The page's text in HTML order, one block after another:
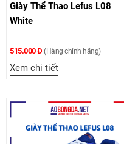
Giày Thể Thao Lefus L08
White
515.000 Đ (Hàng chính hãng)
Xem chi tiết